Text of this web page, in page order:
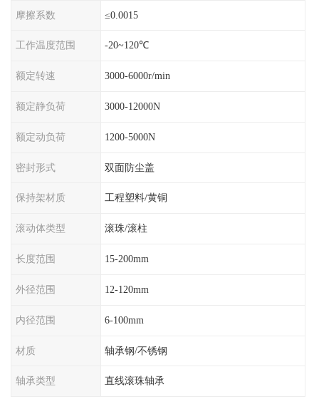
摩擦系数 ≤0.0015
工作温度范围 -20~120℃
额定转速 3000-6000r/min
额定静负荷 3000-12000N
额定动负荷 1200-5000N
密封形式 双面防尘盖
保持架材质 工程塑料/黄铜
滚动体类型 滚珠/滚柱
长度范围 15-200mm
外径范围 12-120mm
内径范围 6-100mm
材质 轴承钢/不锈钢
轴承类型 直线滚珠轴承